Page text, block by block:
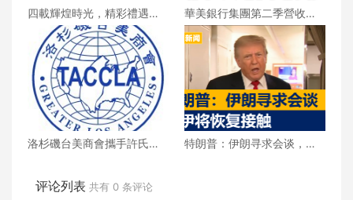
四載輝煌時光，精彩禮遇歡
慶一整月
華美銀行集團第二季營收創
新高 每股收益年增18%
洛杉磯台美商會攜手許氏參
特朗普：伊朗寻求会谈，美
评论列表 共有 0 条评论